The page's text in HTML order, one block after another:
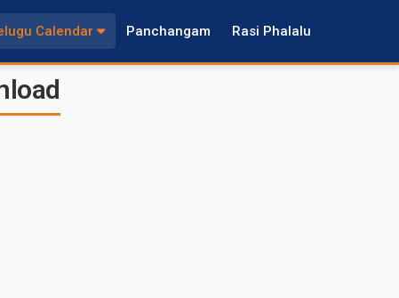
Calendar Panchangam Rasi Phalalu